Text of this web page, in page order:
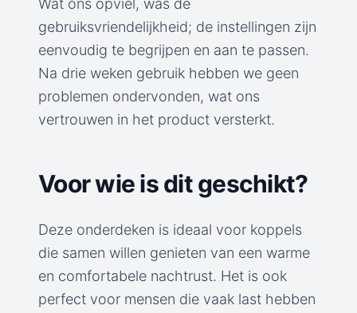
Wat ons opviel, was de
gebruiksvriendelijkheid; de instellingen zijn
eenvoudig te begrijpen en aan te passen.
Na drie weken gebruik hebben we geen
problemen ondervonden, wat ons
vertrouwen in het product versterkt.
Voor wie is dit geschikt?
Deze onderdeken is ideaal voor koppels
die samen willen genieten van een warme
en comfortabele nachtrust. Het is ook
perfect voor mensen die vaak last hebben